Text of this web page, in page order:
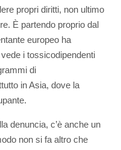
propri diritti, non ultimo
È partendo proprio dal
europeo ha
i tossicodipendenti
di
in Asia, dove la
denuncia, c’è anche un
non si fa altro che